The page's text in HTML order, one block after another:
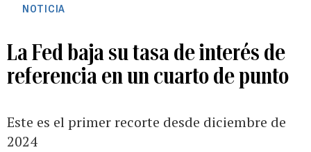
NOTICIA
La Fed baja su tasa de interés de
referencia en un cuarto de punto
Este es el primer recorte desde diciembre de
2024